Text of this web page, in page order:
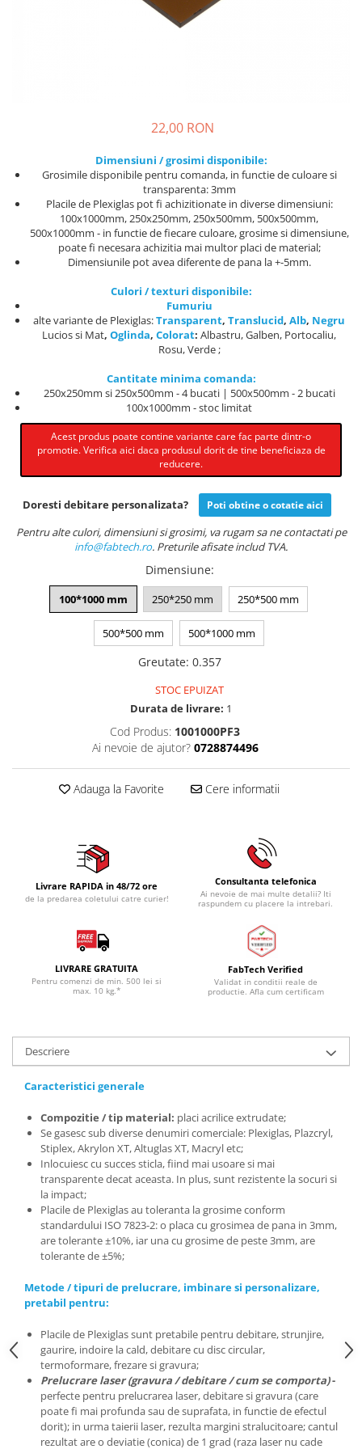
22,00 RON
Dimensiuni / grosimi disponibile:
Grosimile disponibile pentru comanda, in functie de culoare si
transparenta: 3mm
Placile de Plexiglas pot fi achizitionate in diverse dimensiuni:
100x1000mm, 250x250mm, 250x500mm, 500x500mm,
500x1000mm - in functie de fiecare culoare, grosime si dimensiune,
poate fi necesara achizitia mai multor placi de material;
Dimensiunile pot avea diferente de pana la +-5mm.
Culori / texturi disponibile:
Fumuriu
alte variante de Plexiglas:Transparent, Translucid, Alb, Negru
Luciossi Mat, Oglinda, Colorat: Albastru, Galben, Portocaliu,
Rosu, Verde ;
Cantitate minima comanda:
250x250mm si 250x500mm - 4 bucati | 500x500mm - 2 bucati
100x1000mm - stoc limitat
Acest produs poate contine variante care fac parte dintr-o
promotie. Verifica aici daca produsul dorit de tine beneficiaza de
reducere.
Doresti debitare personalizata? Poti obtine o cotatie aici
Pentru alte culori, dimensiuni si grosimi, va rugam sa ne contactati pe
info@fabtech.ro. Preturile afisate includ TVA.
Dimensiune:
100*1000 mm 250*250 mm 250*500 mm
500*500 mm 500*1000 mm
Greutate: 0.357
STOC EPUIZAT
Durata de livrare: 1
Cod Produs: 1001000PF3
Ai nevoie de ajutor? 0728874496
Adauga la Favorite Cere informatii
Livrare RAPIDA in 48/72 ore
de la predarea coletului catre curier!
Consultanta telefonica
Ai nevoie de mai multe detalii? Iti
raspundem cu placere la intrebari.
LIVRARE GRATUITA
Pentru comenzi de min. 500 lei si
max. 10 kg.*
FabTech Verified
Validat in conditii reale de
productie. Afla cum certificam
Descriere
Caracteristici generale
Compozitie / tip material: placi acrilice extrudate;
Segasesc sub diverse denumiri comerciale: Plexiglas, Plazcryl,
Stiplex, Akrylon XT, Altuglas XT, Macryl etc;
Inlocuiesccu succes sticla, fiind mai usoare si mai
transparente decat aceasta. In plus, sunt rezistente la socuri si
la impact;
Placilede Plexiglas au toleranta la grosime conform
standardului ISO 7823-2: o placa cu grosimea de pana in 3mm,
are tolerante ±10%, iar una cu grosime de peste 3mm, are
tolerante de ±5%;
Metode / tipuri de prelucrare, imbinare si personalizare,
pretabil pentru:
Placile de Plexiglas sunt pretabile pentru debitare, strunjire,
gaurire, indoire la cald, debitare cu disc circular,
termoformare, frezare si gravura;
Prelucrarelaser (gravura / debitare / cum se comporta)-
perfecte pentru prelucrarea laser, debitare si gravura (care
poate fi mai profunda sau de suprafata, in functie de efectul
dorit); in urma taierii laser, rezulta margini stralucitoare; cantul
rezultat are o deviatie (conica) de 1 grad (raza laser nu cade